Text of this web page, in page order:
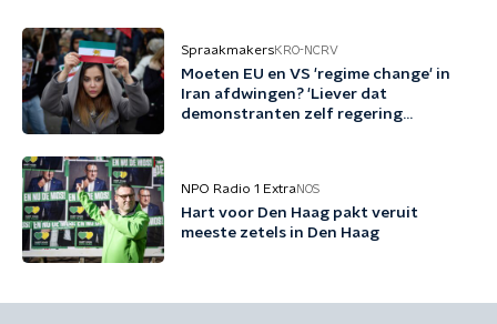
SpraakmakersKRO-NCRV
Moeten EU en VS 'regime change' in
Iran afdwingen? 'Liever dat
demonstranten zelf regering
NPO Radio 1 Extra NOS
Hart voor Den Haag pakt veruit
meeste zetels in Den Haag